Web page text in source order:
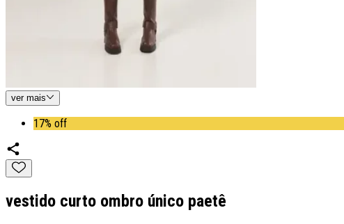
ver mais
17% off
vestido curto ombro único paetê